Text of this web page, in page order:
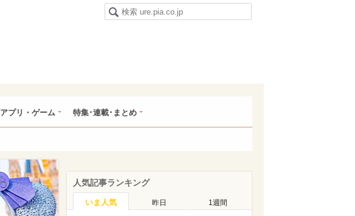
アプリ・ゲーム 特集･連載･まとめ
人気記事ランキング
いま人気 昨日 1週間